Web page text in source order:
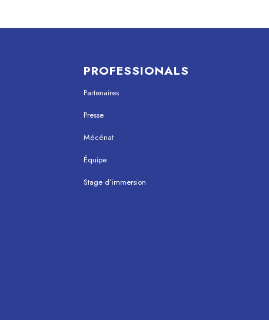
PROFESSIONALS
Partenaires
Presse
Mécénat
Équipe
Stage d’immersion